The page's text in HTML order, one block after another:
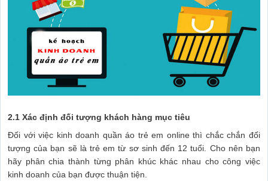
2.1 Xác định đối tượng khách hàng mục tiêu
Đối với việc kinh doanh quần áo trẻ em online thì chắc chắn đối
tượng của bạn sẽ là trẻ em từ sơ sinh đến 12 tuổi. Cho nên bạn
hãy phân chia thành từng phân khúc khác nhau cho công việc
kinh doanh của bạn được thuận tiện.